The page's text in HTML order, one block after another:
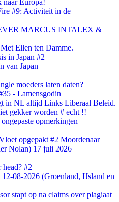
Europa!
#9: Activiteit in de
MARCUS INTALEX &
Ellen ten Damme.
in Japan #2
van Japan
moeders laten daten?
- Lamensgodin
in NL altijd Links Liberaal Beleid.
gekker worden # echt !!
opmerkingen
opgepakt #2 Moordenaar
Nolan) 17 juli 2026
#2
08-2026 (Groenland, IJsland en
stapt op na claims over plagiaat